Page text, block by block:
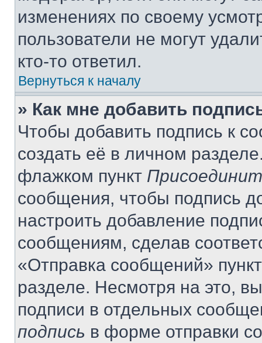
изменениях по своему
пользователи не могут
кто-то ответил.
Вернуться к началу
» Как мне добавить
Чтобы добавить подпись к
создать её в личном
флажком пункт
сообщения, чтобы подпись
настроить добавление
сообщениям, сделав
«Отправка сообщений»
разделе. Несмотря на это,
подписи в отдельных
подпись в форме отправки